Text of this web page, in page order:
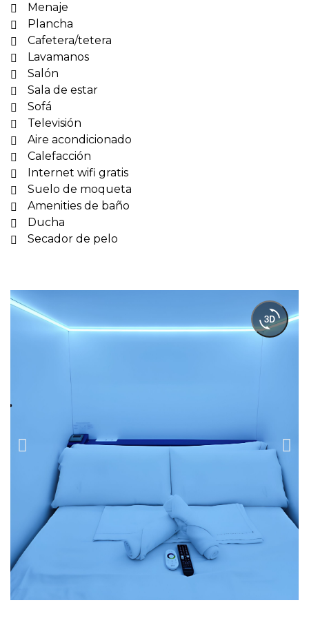
Menaje
Plancha
Cafetera/tetera
Lavamanos
Salón
Sala de estar
Sofá
Televisión
Aire acondicionado
Calefacción
Internet wifi gratis
Suelo de moqueta
Amenities de baño
Ducha
Secador de pelo